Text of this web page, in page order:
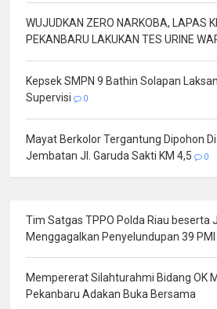
WUJUDKAN ZERO NARKOBA, LAPAS
PEKANBARU LAKUKAN TES URINE
Kepsek SMPN 9 Bathin Solapan
Supervisi
0
Mayat Berkolor Tergantung Dipohon
Jembatan Jl. Garuda Sakti KM 4,5
0
Tim Satgas TPPO Polda Riau beserta
Menggagalkan Penyelundupan 39 PMI
Mempererat Silahturahmi Bidang OK
Pekanbaru Adakan Buka Bersama